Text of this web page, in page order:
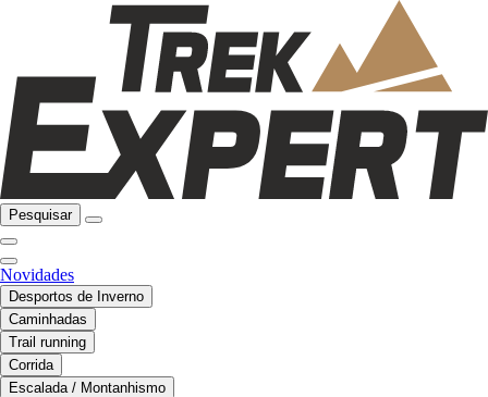
Pesquisar
Novidades
Desportos de Inverno
Caminhadas
Trail running
Corrida
Escalada / Montanhismo